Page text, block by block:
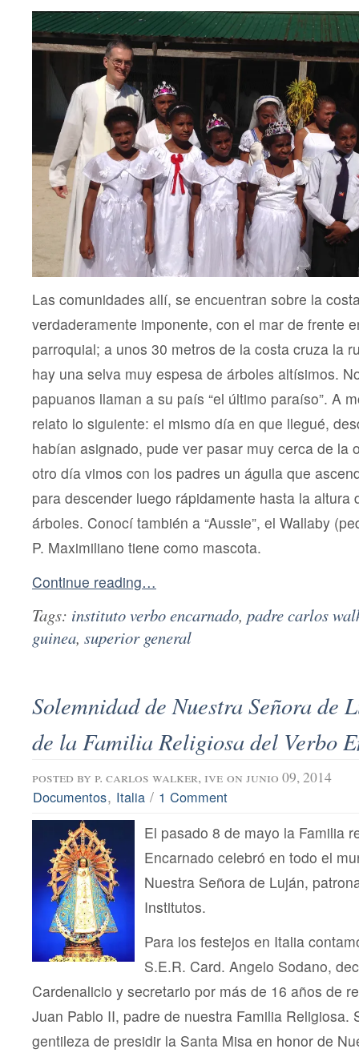
Las comunidades allí, se encuentran sobre la
verdaderamente imponente, con el mar de frente
parroquial; a unos 30 metros de la costa cruza la
hay una selva muy espesa de árboles altísimos.
papuanos llaman a su país “el último paraíso”. A
relato lo siguiente: el mismo día en que llegué,
habían asignado, pude ver pasar muy cerca de la
otro día vimos con los padres un águila que
para descender luego rápidamente hasta la altura
árboles. Conocí también a “Aussie”, el Wallaby
P. Maximiliano tiene como mascota.
Continue reading…
Tags: instituto verbo encarnado, padre carlos
guinea, superior general
Solemnidad de Nuestra Señora de
de la Familia Religiosa del Verbo
posted by p. carlos walker, ive on junio 09, 2014
Documentos, Italia / 1 Comment
El pasado 8 de mayo la Familia
Encarnado celebró en todo el
Nuestra Señora de Luján,
Institutos.
Para los festejos en Italia
S.E.R. Card. Angelo Sodano,
Cardenalicio y secretario por más de 16 años de
Juan Pablo II, padre de nuestra Familia Religiosa.
gentileza de presidir la Santa Misa en honor de